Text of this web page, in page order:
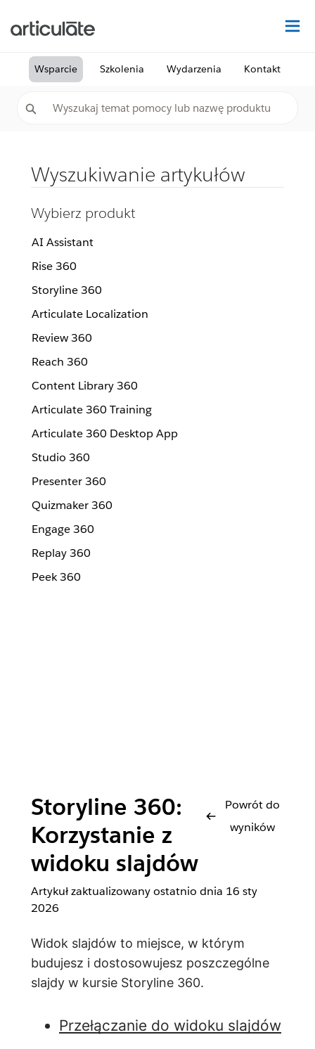
Wsparcie Szkolenia Wydarzenia Kontakt
Wyszukiwanie artykułów
Wybierz produkt
AI Assistant
Rise 360
Storyline 360
Articulate Localization
Review 360
Reach 360
Content Library 360
Articulate 360 Training
Articulate 360 Desktop App
Studio 360
Presenter 360
Quizmaker 360
Engage 360
Replay 360
Peek 360
Storyline 360:
Korzystanie z
widoku slajdów
Powrót do
wyników
Artykuł zaktualizowany ostatnio dnia 16 sty
2026
Widok slajdów to miejsce, w którym
budujesz i dostosowujesz poszczególne
slajdy w kursie Storyline 360.
Przełączanie do widoku slajdów